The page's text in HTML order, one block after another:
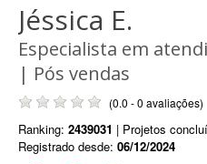
Jéssica E.
Especialista em
| Pós vendas
(0.0 - 0 avaliações)
Ranking: 2439031 | Projetos
Registrado desde: 06/12/2024